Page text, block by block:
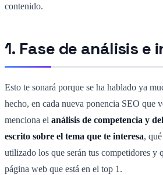
contenido.
1. Fase de análisis e
Esto te sonará porque se ha hablado ya
hecho, en cada nueva ponencia SEO que
menciona el análisis de competencia y
escrito sobre el tema que te interesa,
utilizado los que serán tus competidores y
página web que está en el top 1.